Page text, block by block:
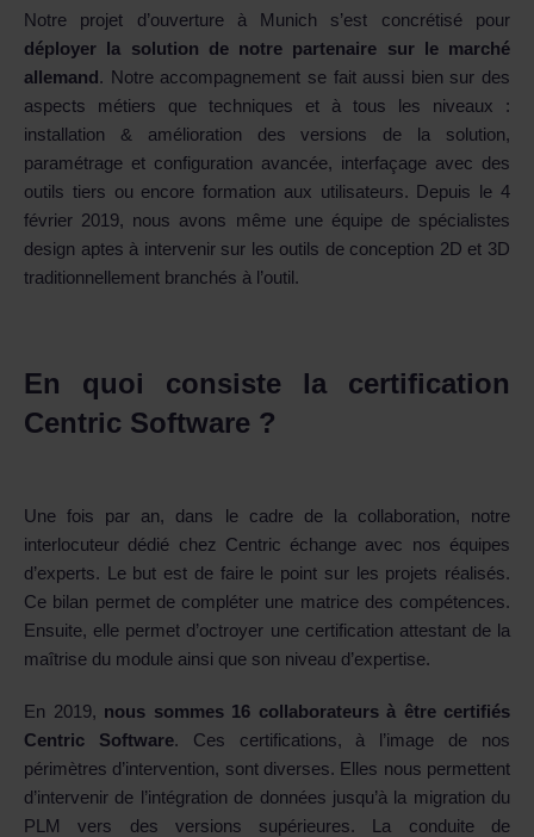
Notre projet d’ouverture à Munich s’est concrétisé pour
déployer la solution de notre partenaire sur le marché
allemand. Notre accompagnement se fait aussi bien sur des
aspects métiers que techniques et à tous les niveaux :
installation & amélioration des versions de la solution,
paramétrage et configuration avancée, interfaçage avec des
outils tiers ou encore formation aux utilisateurs. Depuis le 4
février 2019, nous avons même une équipe de spécialistes
design aptes à intervenir sur les outils de conception 2D et 3D
traditionnellement branchés à l’outil.
En quoi consiste la certification
Centric Software ?
Une fois par an, dans le cadre de la collaboration, notre
interlocuteur dédié chez Centric échange avec nos équipes
d’experts. Le but est de faire le point sur les projets réalisés.
Ce bilan permet de compléter une matrice des compétences.
Ensuite, elle permet d’octroyer une certification attestant de la
maîtrise du module ainsi que son niveau d’expertise.
En 2019, nous sommes 16 collaborateurs à être certifiés
Centric Software. Ces certifications, à l’image de nos
périmètres d’intervention, sont diverses. Elles nous permettent
d’intervenir de l’intégration de données jusqu’à la migration du
PLM vers des versions supérieures. La conduite de